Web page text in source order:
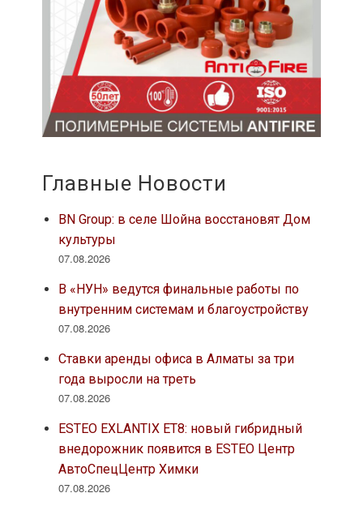
Главные Новости
BN Group: в селе Шойна восстановят Дом
культуры
07.08.2026
В «НУН» ведутся финальные работы по
внутренним системам и благоустройству
07.08.2026
Ставки аренды офиса в Алматы за три
года выросли на треть
07.08.2026
ESTEO EXLANTIX ET8: новый гибридный
внедорожник появится в ESTEO Центр
АвтоСпецЦентр Химки
07.08.2026